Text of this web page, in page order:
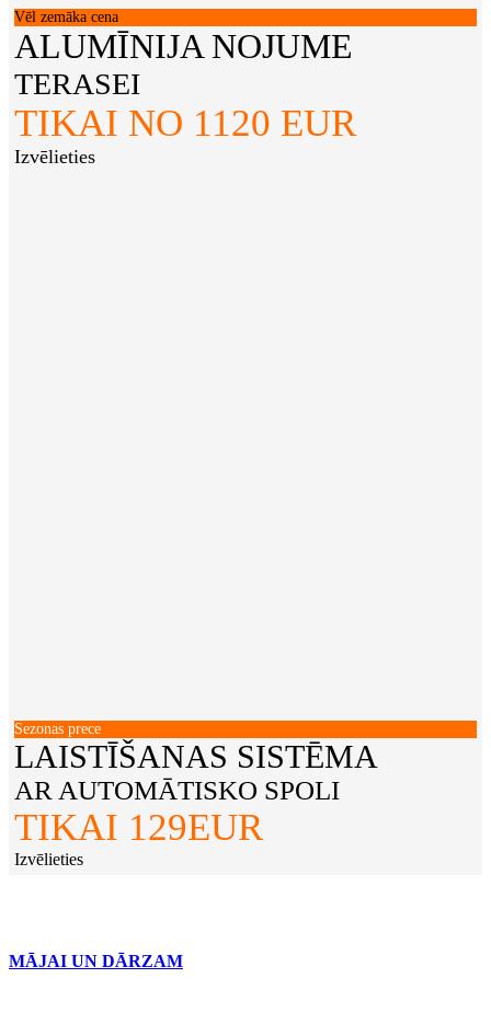
Vēl zemāka cena
ALUMĪNIJA NOJUME
TERASEI
TIKAI NO 1120 EUR
Izvēlieties
Sezonas prece
LAISTĪŠANAS SISTĒMA
AR AUTOMĀTISKO SPOLI
TIKAI 129EUR
Izvēlieties
MĀJAI UN DĀRZAM